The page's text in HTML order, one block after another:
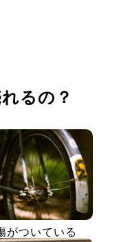
るの？
がついている